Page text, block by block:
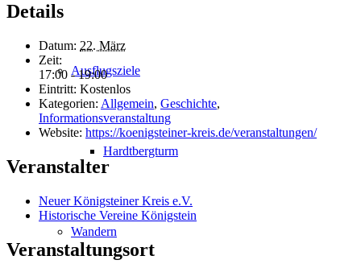
Ausflugsziele
Hardtbergturm
Wandern
Details
Datum: 22. März
Zeit:
17:00 - 19:00
Eintritt: Kostenlos
Kategorien: Allgemein, Geschichte,
Informationsveranstaltung
Website: https://koenigsteiner-kreis.de/veranstaltungen/
Veranstalter
Neuer Königsteiner Kreis e.V.
Historische Vereine Königstein
Veranstaltungsort